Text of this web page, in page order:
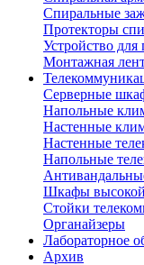
Спиральные
Протекторы
Устройство для
Монтажная
Серверные
Напольные
Настенные
Настенные
Напольные
Шкафы
Стойки
Органайзеры
Лабораторное
Архив